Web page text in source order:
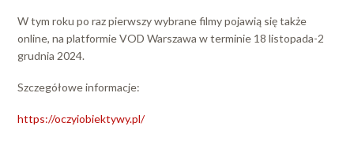
W tym roku po raz pierwszy wybrane filmy pojawią się także
online, na platformie VOD Warszawa w terminie 18 listopada-2
grudnia 2024.
Szczegółowe informacje:
https://oczyiobiektywy.pl/